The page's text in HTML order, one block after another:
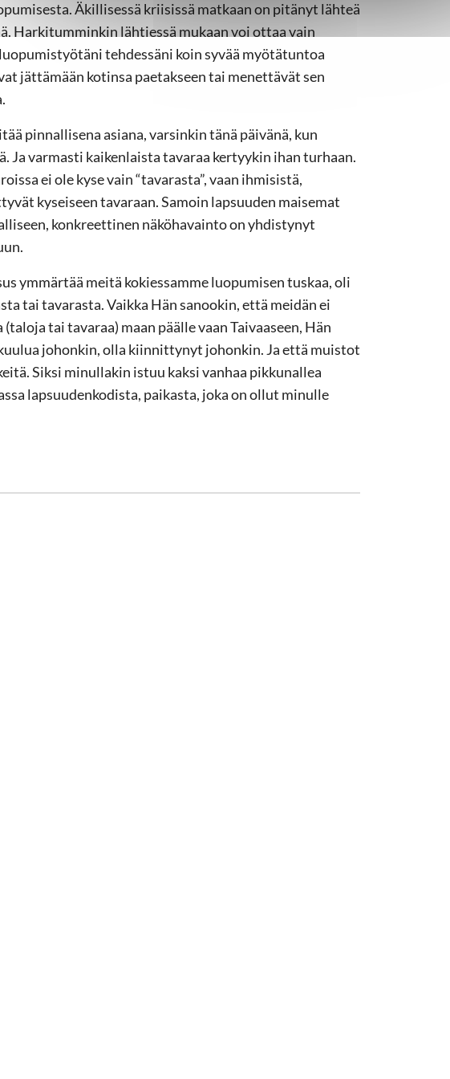
Äkillisessä kriisissä matkaan on pitänyt lähteä
Harkitumminkin lähtiessä mukaan voi ottaa vain
tehdessäni koin syvää myötätuntoa
jättämään kotinsa paetakseen tai menettävät sen
pinnallisena asiana, varsinkin tänä päivänä, kun
Ja varmasti kaikenlaista tavaraa kertyykin ihan turhaan.
ei ole kyse vain “tavarasta”, vaan ihmisistä,
kyseiseen tavaraan. Samoin lapsuuden maisemat
konkreettinen näköhavainto on yhdistynyt
ymmärtää meitä kokiessamme luopumisen tuskaa, oli
tai tavarasta. Vaikka Hän sanookin, että meidän ei
tai tavaraa) maan päälle vaan Taivaaseen, Hän
johonkin, olla kiinnittynyt johonkin. Ja että muistot
Siksi minullakin istuu kaksi vanhaa pikkunallea
lapsuudenkodista, paikasta, joka on ollut minulle